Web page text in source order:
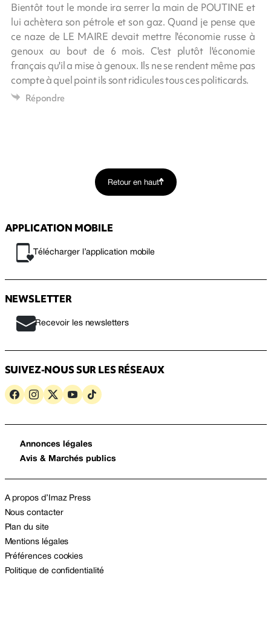
Bientôt tout le monde ira serrer la main de POUTINE et
lui achètera son pétrole et son gaz. Quand je pense que
ce naze de LE MAIRE devait mettre l'économie russe à
genoux au bout de 6 mois. C'est plutôt l'économie
français qu'il a mise à genoux. Ils ne se rendent même pas
compte à quel point ils sont ridicules tous ces politicards.
Répondre
Retour en haut
APPLICATION MOBILE
Télécharger l’application mobile
NEWSLETTER
Recevoir les newsletters
SUIVEZ-NOUS SUR LES RÉSEAUX
Annonces légales
Avis & Marchés publics
A propos d’Imaz Press
Nous contacter
Plan du site
Mentions légales
Préférences cookies
Politique de confidentialité